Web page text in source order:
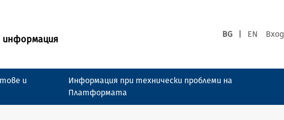
BG EN Вход
и
Информация при технически проблеми на
Платформата